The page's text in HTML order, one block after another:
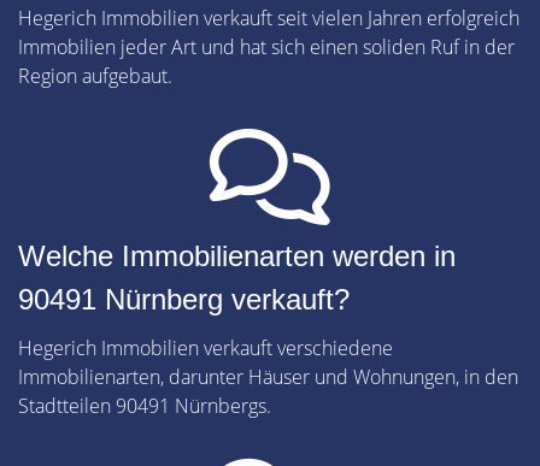
Hegerich Immobilien verkauft seit vielen Jahren erfolgreich
Immobilien jeder Art und hat sich einen soliden Ruf in der
Region aufgebaut.
Welche Immobilienarten werden in
90491 Nürnberg verkauft?
Hegerich Immobilien verkauft verschiedene
Immobilienarten, darunter Häuser und Wohnungen, in den
Stadtteilen 90491 Nürnbergs.